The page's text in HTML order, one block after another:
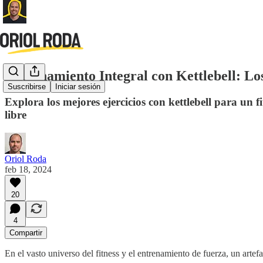
Suscribirse Iniciar sesión
Entrenamiento Integral con Kettlebell:
Explora los mejores ejercicios con kettlebell para un
libre
Oriol Roda
feb 18, 2024
20
4
Compartir
En el vasto universo del fitness y el entrenamiento de fuerza, un